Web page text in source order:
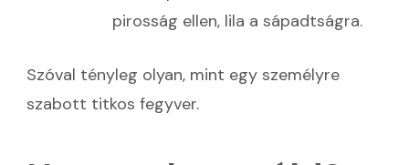
pirosság ellen, lila a sápadtságra.
Szóval tényleg olyan, mint egy személyre
szabott titkos fegyver.